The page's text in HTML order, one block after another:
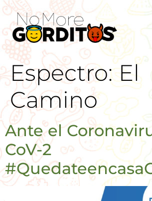
Espectro:El
Camino
Ante el
CoV-2